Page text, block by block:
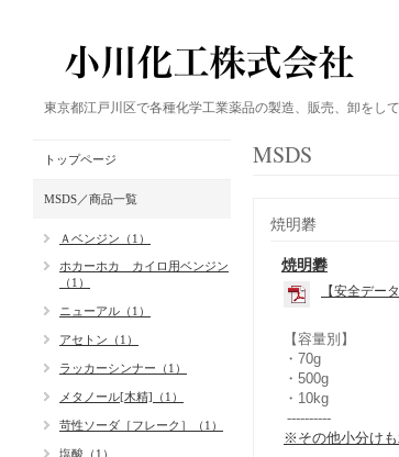
東京都江戸川区で各種化学工業薬品の製造、販売、卸をし
MSDS
焼明礬
焼明礬
【安全デー
【容量別】
・70g
・500g
・10kg
----------
※その他小分け
トップページ
MSDS／商品一覧
Ａベンジン（1）
ホカーホカ カイロ用ベンジン
（1）
ニューアル（1）
アセトン（1）
ラッカーシンナー（1）
メタノール[木精]（1）
苛性ソーダ［フレーク］（1）
塩酸（1）